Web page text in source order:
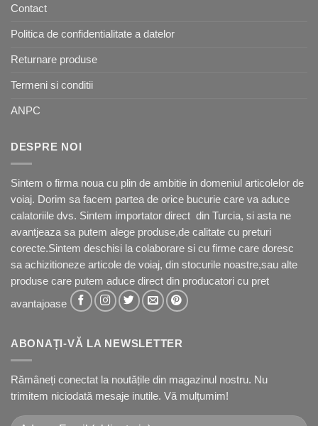
Contact
Politica de confidentialitate a datelor
Returnare produse
Termeni si conditii
ANPC
DESPRE NOI
Sintem o firma noua cu plin de ambitie in domeniul articolelor de
voiaj. Dorim sa facem partea de orice bucurie care va aduce
calatoriile dvs. Sintem importator direct din Turcia, si asta ne
avantjeaza sa putem alege produse,de calitate cu preturi
corecte.Sintem deschisi la colaborare si cu firme care doresc
sa achizitioneze articole de voiaj, din stocurile noastre,sau alte
produse care putem aduce direct din producatori cu pret
avantajoase
ABONAȚI-VĂ LA NEWSLETTER
Rămâneți conectat la noutățile din magazinul nostru. Nu
trimitem niciodată mesaje inutile. Vă mulțumim!